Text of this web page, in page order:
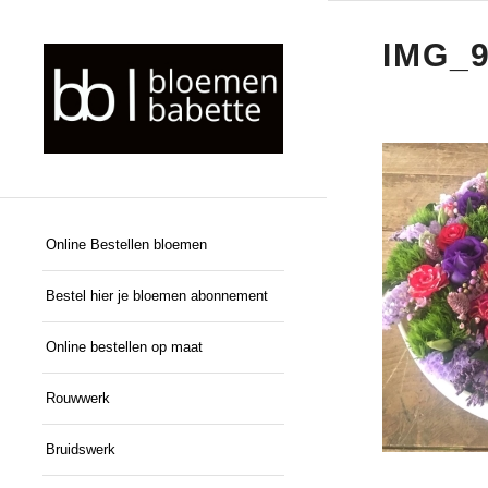
Online Bestellen bloemen
Bestel hier je bloemen abonnement
Online bestellen op maat
Rouwwerk
Bruidswerk